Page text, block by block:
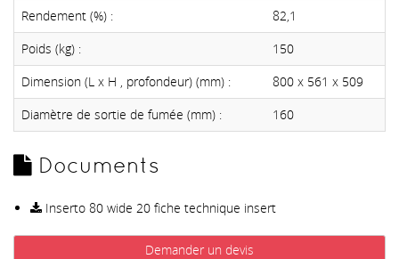
Rendement (%) :
82,1
Poids (kg) :
150
Dimension (L x H , profondeur) (mm) :
800 x 561 x 509
Diamètre de sortie de fumée (mm) :
160
Documents
Inserto 80 wide 20 fiche technique insert
Demander un devis